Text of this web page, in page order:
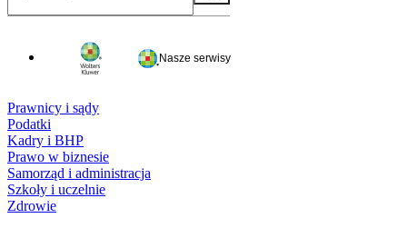
Nasze serwisy
Prawnicy i sądy
Podatki
Kadry i BHP
Prawo w biznesie
Samorząd i administracja
Szkoły i uczelnie
Zdrowie